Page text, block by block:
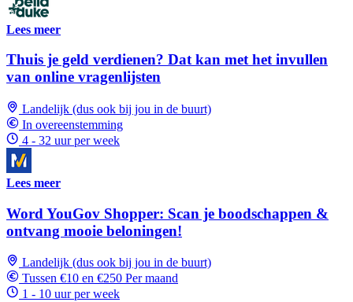
Lees meer
Thuis je geld verdienen? Dat kan met het invullen
van online vragenlijsten
Landelijk (dus ook bij jou in de buurt)
In overeenstemming
4 - 32 uur per week
Lees meer
Word YouGov Shopper: Scan je boodschappen &
ontvang mooie beloningen!
Landelijk (dus ook bij jou in de buurt)
Tussen €10 en €250 Per maand
1 - 10 uur per week